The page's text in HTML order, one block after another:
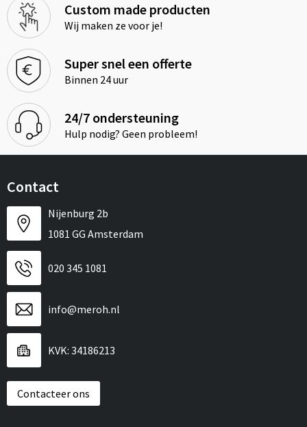
Custom made producten
Wij maken ze voor je!
Super snel een offerte
Binnen 24 uur
24/7 ondersteuning
Hulp nodig? Geen probleem!
Contact
Nijenburg 2b
1081 GG Amsterdam
020 345 1081
info@meroh.nl
KVK: 34186213
Contacteer ons